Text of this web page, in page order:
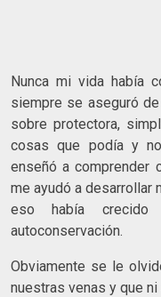
Nunca mi vida había
siempre se aseguró
sobre protectora,
cosas que podía y
enseñó a comprender
me ayudó a desarrollar
eso había
autoconservación.
Obviamente se le
nuestras venas y que